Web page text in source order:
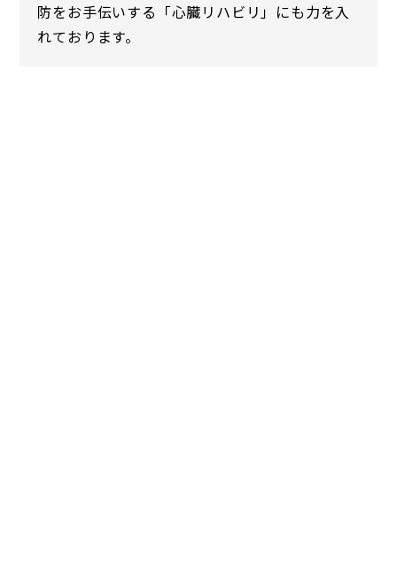
防をお手伝いする「心臓リハビリ」にも力を入
れております。